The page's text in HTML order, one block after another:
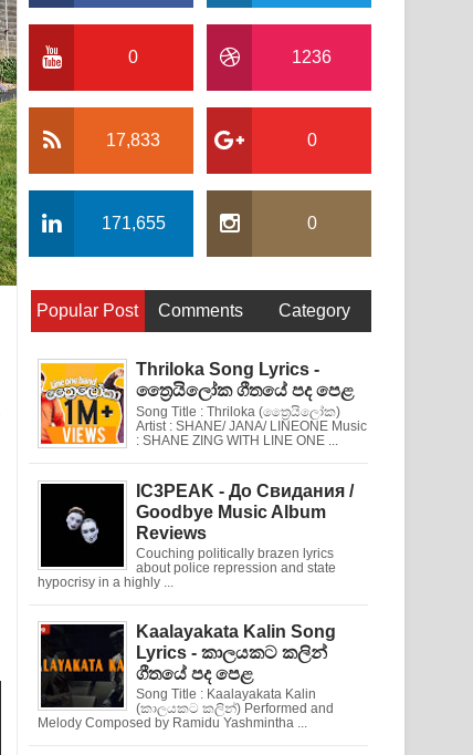
0 1236
17,833 0
171,655 0
Popular Post Comments Category
Thriloka Song Lyrics -
ත්‍රෛයිලෝක ගීතයේ පද පෙළ
Song Title : Thriloka (ත්‍රෛයිලෝක)
Artist : SHANE/ JANA/ LINEONE Music
: SHANE ZING WITH LINE ONE ...
IC3PEAK - До Свидания /
Goodbye Music Album
Reviews
Couching politically brazen lyrics
about police repression and state
hypocrisy in a highly ...
Kaalayakata Kalin Song
Lyrics - කාලයකට කලින්
ගීතයේ පද පෙළ
Song Title : Kaalayakata Kalin
(කාලයකට කලින්) Performed and
Melody Composed by Ramidu Yashmintha ...